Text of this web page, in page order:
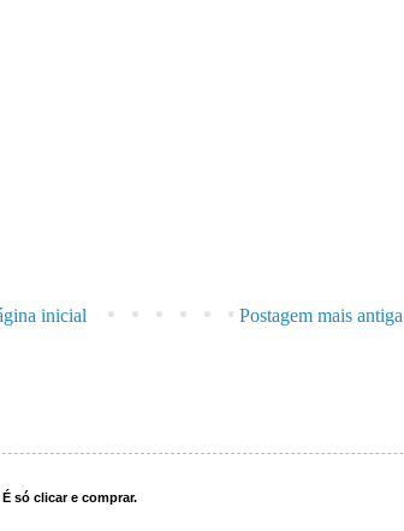
Postagem mais antiga
inicial
só clicar e comprar.